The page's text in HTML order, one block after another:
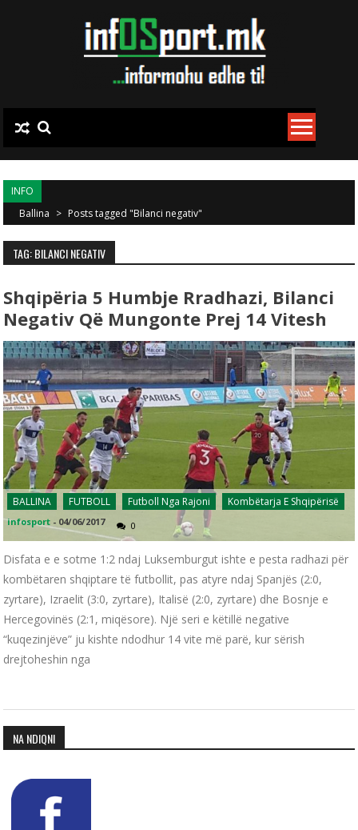
INFO
Ballina > Posts tagged "Bilanci negativ"
TAG: BILANCI NEGATIV
Shqipëria 5 Humbje Rradhazi, Bilanci
Negativ Që Mungonte Prej 14 Vitesh
BALLINA FUTBOLL Futboll Nga Rajoni Kombëtarja E Shqipërisë
infosport - 04/06/2017 0
Disfata e e sotme 1:2 ndaj Luksemburgut ishte e pesta radhazi për
kombëtaren shqiptare të futbollit, pas atyre ndaj Spanjës (2:0,
zyrtare), Izraelit (3:0, zyrtare), Italisë (2:0, zyrtare) dhe Bosnje e
Hercegovinës (2:1, miqësore). Një seri e këtillë negative
“kuqezinjëve” ju kishte ndodhur 14 vite më parë, kur sërish
drejtoheshin nga
NA NDIQNI